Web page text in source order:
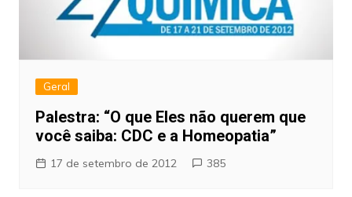
Geral
Palestra: “O que Eles não querem que
você saiba: CDC e a Homeopatia”
17 de setembro de 2012 385